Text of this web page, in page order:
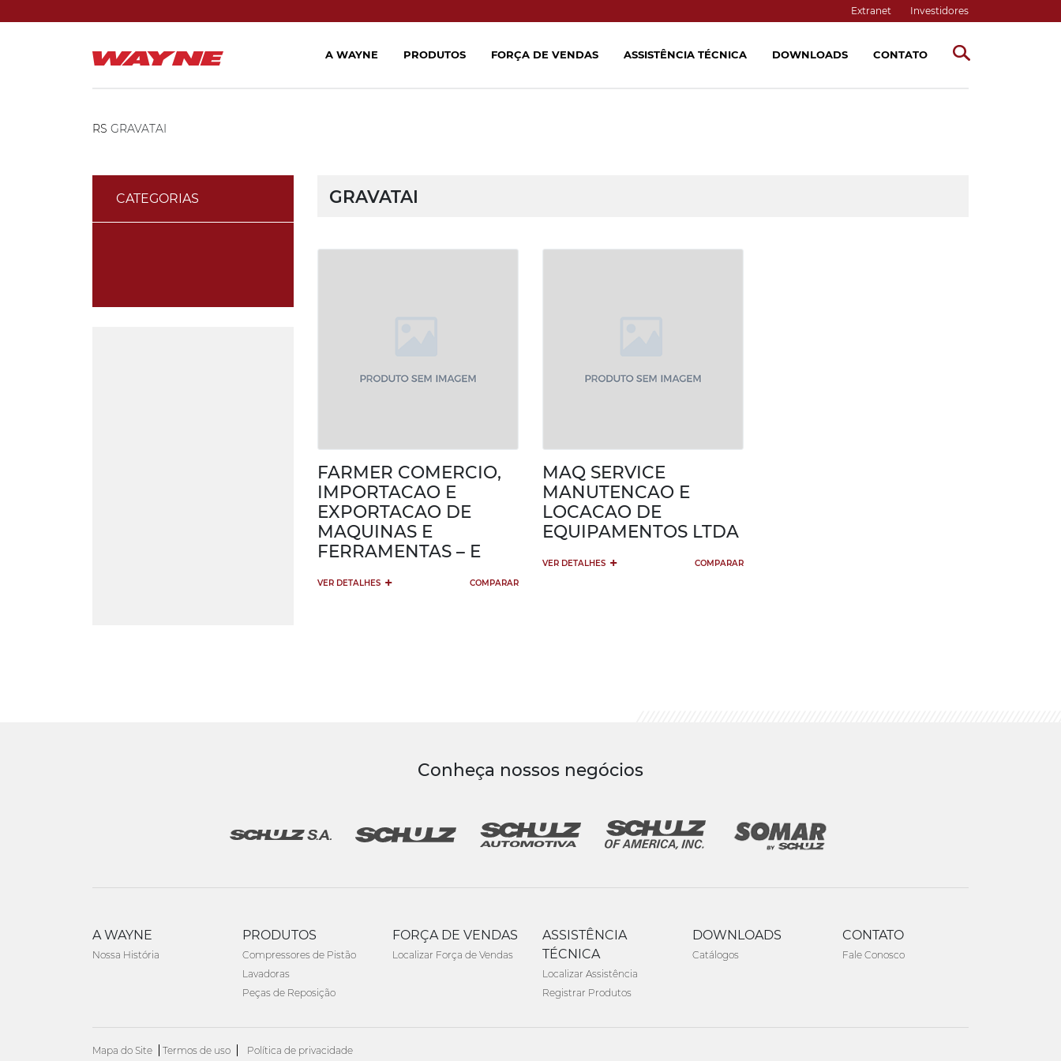
Extranet Investidores
RS GRAVATAI
CATEGORIAS GRAVATAI
FARMER COMERCIO,
IMPORTACAO E
EXPORTACAO DE
MAQUINAS E
FERRAMENTAS – E
VER DETALHES + COMPARAR
MAQ SERVICE
MANUTENCAO E
LOCACAO DE
EQUIPAMENTOS LTDA
VER DETALHES + COMPARAR
Conheça nossos negócios
A WAYNE
Nossa História
PRODUTOS
Compressores de Pistão
Lavadoras
Peças de Reposição
FORÇA DE VENDAS
Localizar Força de Vendas
ASSISTÊNCIA
TÉCNICA
Localizar Assistência
Registrar Produtos
DOWNLOADS
Catálogos
CONTATO
Fale Conosco
Mapa do Site Termos de uso Política de privacidade
A WAYNE PRODUTOS FORÇA DE VENDAS ASSISTÊNCIA TÉCNICA DOWNLOADS CONTATO